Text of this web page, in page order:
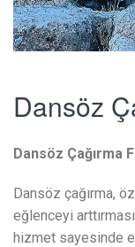
Dansöz
Dansöz Çağırma
Dansöz çağırma,
eğlenceyi
hizmet sayesinde